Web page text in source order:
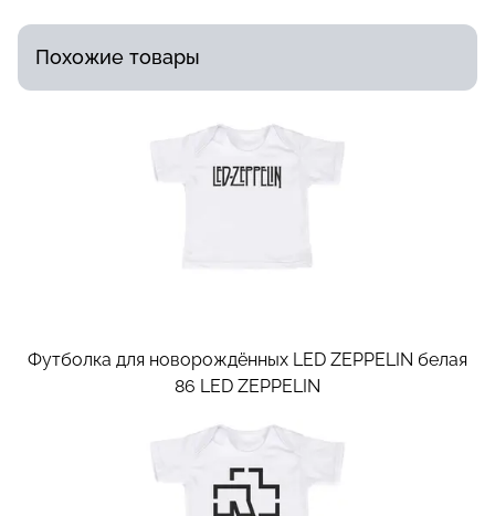
Похожие товары
Футболка для новорождённых LED ZEPPELIN белая
86 LED ZEPPELIN